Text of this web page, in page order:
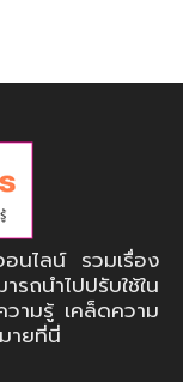
อนไลน์ รวมเรื่อง
ถนำไปปรับใช้ใน
ามรู้ เคล็ดความ
ายที่นี่